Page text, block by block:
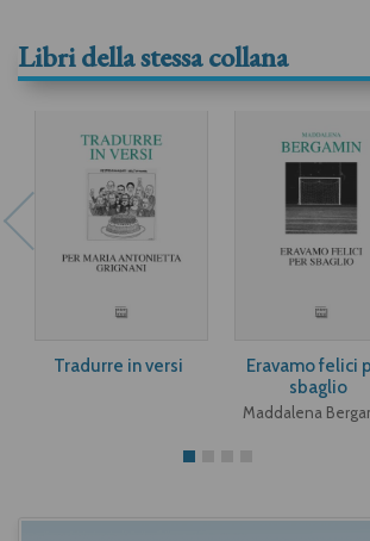
Libri della stessa collana
Tradurre in versi
Eravamo felici
sbaglio
Maddalena